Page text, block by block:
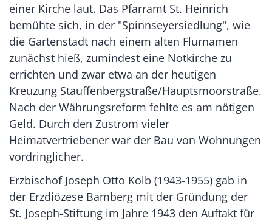
einer Kirche laut. Das Pfarramt St. Heinrich
bemühte sich, in der "Spinnseyersiedlung", wie
die Gartenstadt nach einem alten Flurnamen
zunächst hieß, zumindest eine Notkirche zu
errichten und zwar etwa an der heutigen
Kreuzung Stauffenbergstraße/Hauptsmoorstraße.
Nach der Währungsreform fehlte es am nötigen
Geld. Durch den Zustrom vieler
Heimatvertriebener war der Bau von Wohnungen
vordringlicher.
Erzbischof Joseph Otto Kolb (1943-1955) gab in
der Erzdiözese Bamberg mit der Gründung der
St. Joseph-Stiftung im Jahre 1943 den Auftakt für